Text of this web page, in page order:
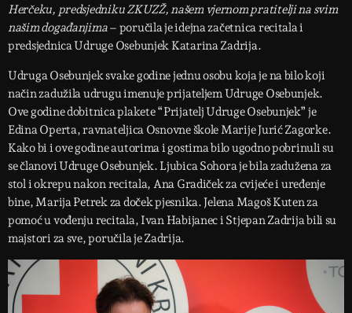
Herčeku, predsjedniku ZKUZŽ, našem vjernom pratitelji na svim
našim događanjima– poručila je idejna začetnica recitala i
predsjednica Udruge Osebunjek Katarina Zadrija.
Udruga Osebunjek svake godine jednu osobu koja je na bilo koji
način zadužila udrugu imenuje prijateljem Udruge Osebunjek.
Ove godine dobitnica plakete “Prijatelj Udruge Osebunjek” je
Edina Operta, ravnateljica Osnovne škole Marije Jurić Zagorke.
Kako bi i ove godine autorima i gostima bilo ugodno pobrinuli su
se članovi Udruge Osebunjek. Ljubica Sohora je bila zadužena za
stol i okrepu nakon recitala, Ana Gradiček za cvijeće i uređenje
bine, Marija Petrek za doček pjesnika. Jelena Magoš Kuten za
pomoć u vođenju recitala, Ivan Habijanec i Stjepan Zadrija bili su
majstori za sve, poručila je Zadrija.